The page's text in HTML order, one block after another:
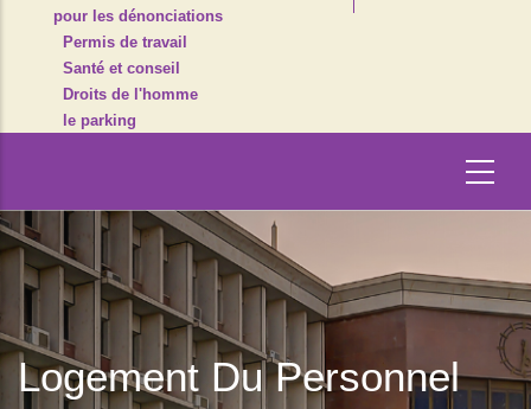
pour les dénonciations
Permis de travail
Santé et conseil
Droits de l'homme
le parking
Logement Du Personnel